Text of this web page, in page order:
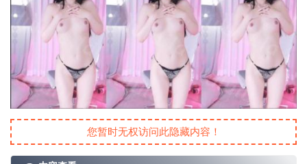
您暂时无权访问此隐藏内容！